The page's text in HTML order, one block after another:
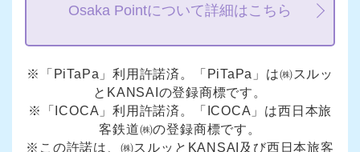
Osaka Pointについて詳細はこちら
※「PiTaPa」利用許諾済。「PiTaPa」は㈱スルッ
とKANSAIの登録商標です。
※「ICOCA」利用許諾済。「ICOCA」は西日本旅
客鉄道㈱の登録商標です。
※この許諾は、㈱スルッとKANSAI及び西日本旅客